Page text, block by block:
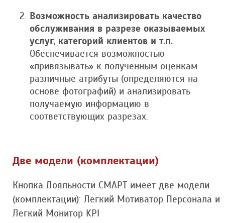
Возможность анализировать качество
обслуживания в разрезе оказываемых
услуг, категорий клиентов и т.п.
Обеспечивается возможностью
«привязывать» к полученным оценкам
различные атрибуты (определяются на
основе фотографий) и анализировать
получаемую информацию в
соответствующих разрезах.
Две модели (комплектации)
Кнопка Лояльности СМАРТ имеет две модели
(комплектации): Легкий Мотиватор Персонала и
Легкий Монитор KPI